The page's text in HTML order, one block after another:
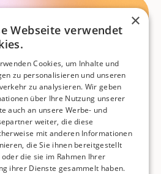
×
Webseite verwendet
Cookies, um Inhalte und
zu personalisieren und unseren
zu analysieren. Wir geben
über Ihre Nutzung unserer
auch an unsere Werbe- und
weiter, die diese
mit anderen Informationen
die Sie ihnen bereitgestellt
oder die sie im Rahmen Ihrer
ihrer Dienste gesammelt haben.